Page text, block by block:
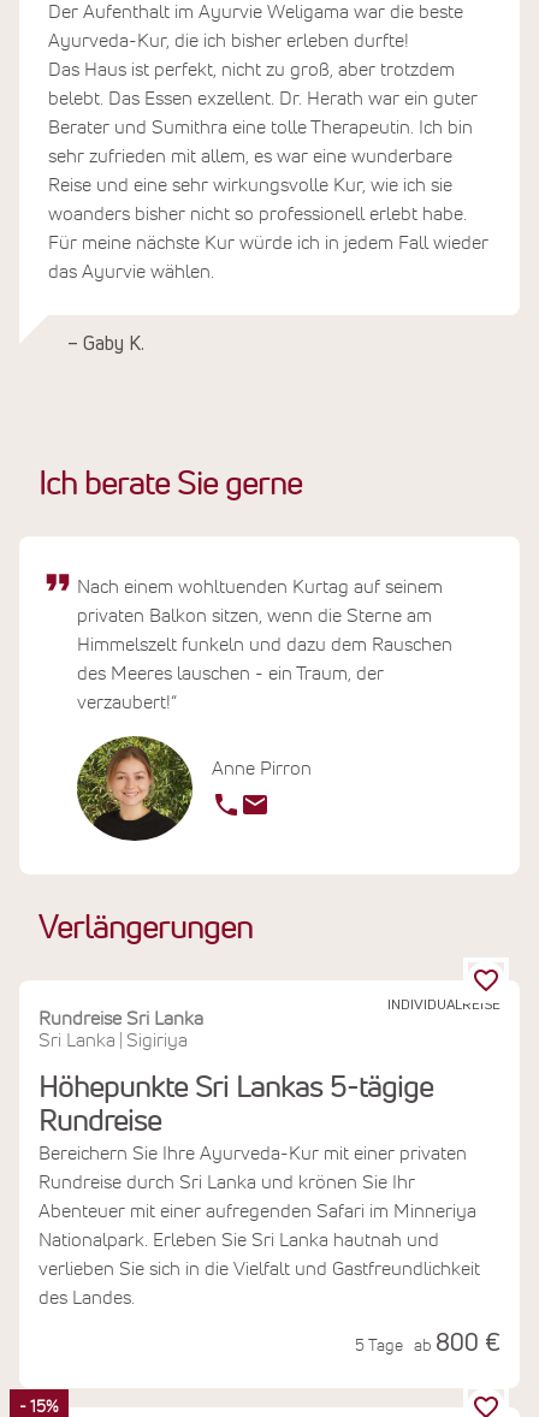
Der Aufenthalt im Ayurvie Weligama war die beste
Ayurveda-Kur, die ich bisher erleben durfte!
Das Haus ist perfekt, nicht zu groß, aber trotzdem
belebt. Das Essen exzellent. Dr. Herath war ein guter
Berater und Sumithra eine tolle Therapeutin. Ich bin
sehr zufrieden mit allem, es war eine wunderbare
Reise und eine sehr wirkungsvolle Kur, wie ich sie
woanders bisher nicht so professionell erlebt habe.
Für meine nächste Kur würde ich in jedem Fall wieder
das Ayurvie wählen.
– Gaby K.
Verlängerungen
INDIVIDUALREISE
Rundreise Sri Lanka
Sri Lanka
Sigiriya
Höhepunkte Sri Lankas 5-tägige
Rundreise
Bereichern Sie Ihre Ayurveda-Kur mit einer privaten
Rundreise durch Sri Lanka und krönen Sie Ihr
Abenteuer mit einer aufregenden Safari im Minneriya
Nationalpark. Erleben Sie Sri Lanka hautnah und
verlieben Sie sich in die Vielfalt und Gastfreundlichkeit
des Landes.
5 Tage ab 800 €
- 15%
Ich berate Sie gerne
Anne Pirron
Nach einem wohltuenden Kurtag auf seinem
privaten Balkon sitzen, wenn die Sterne am
Himmelszelt funkeln und dazu dem Rauschen
des Meeres lauschen - ein Traum, der
verzaubert!“